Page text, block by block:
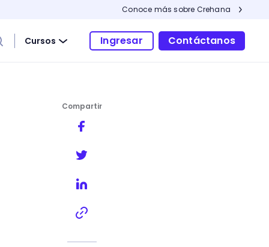
Conoce más sobre Crehana
Cursos Ingresar Contáctanos
Compartir